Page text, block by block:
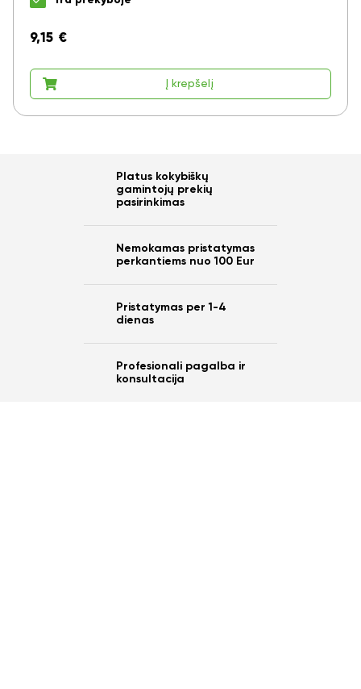
9,15 €
Į krepšelį
Platus kokybiškų
gamintojų prekių
pasirinkimas
Nemokamas pristatymas
perkantiems nuo 100 Eur
Pristatymas per 1-4
dienas
Profesionali pagalba ir
konsultacija